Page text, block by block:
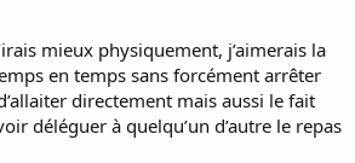
mieux physiquement, j’aimerais la
en temps sans forcément arrêter
directement mais aussi le fait
déléguer à quelqu’un d’autre le repas